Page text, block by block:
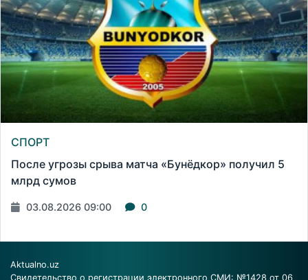
СПОРТ
После угрозы срыва матча «Бунёдкор» получил 5
млрд сумов
03.08.2026 09:00 0
Aktualno.uz
Свидетельство о регистрации электронного СМИ: №1428 от 06